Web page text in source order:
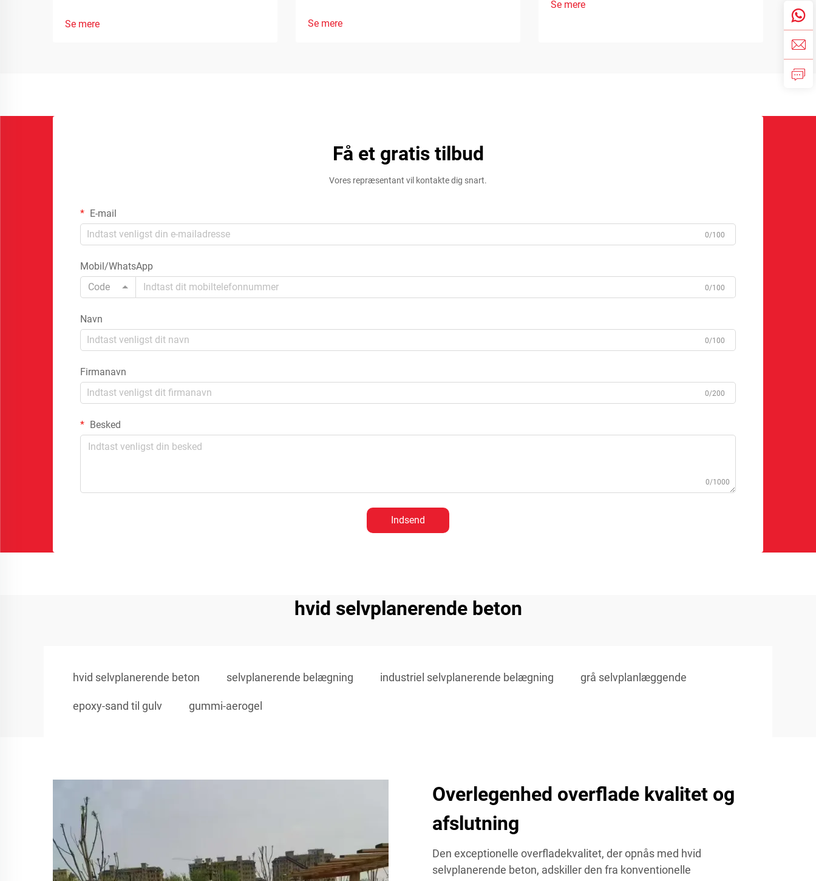
Se mere Se mere
Se mere
Få et gratis tilbud
Vores repræsentant vil kontakte dig snart.
E-mail
0/100
Mobil/WhatsApp
Code
0/100
Navn
0/100
Firmanavn
0/200
Besked
0/1000
Indsend
hvid selvplanerende beton
hvid selvplanerende beton selvplanerende belægning industriel selvplanerende belægning grå selvplanlæggende
epoxy-sand til gulv gummi-aerogel
Overlegenhed overflade kvalitet og
afslutning
Den exceptionelle overfladekvalitet, der opnås med hvid
selvplanerende beton, adskiller den fra konventionelle